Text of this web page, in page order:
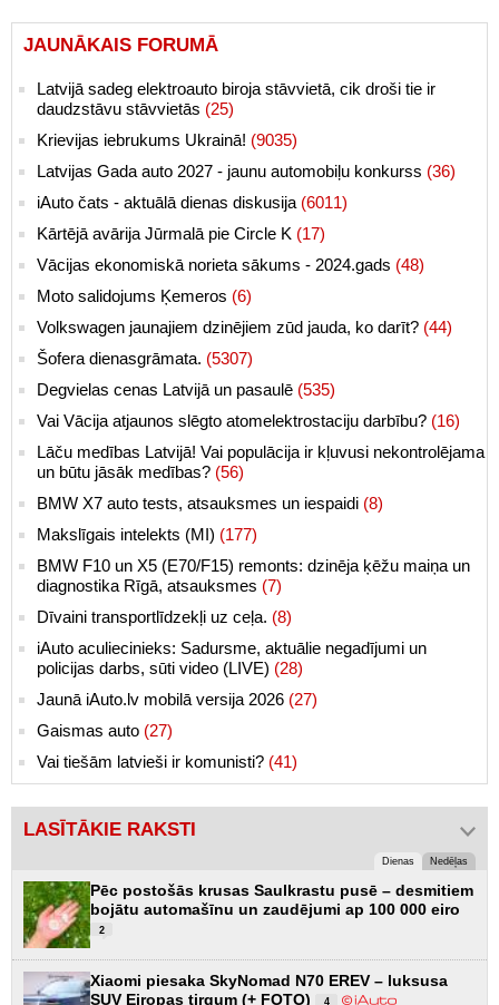
JAUNĀKAIS FORUMĀ
Latvijā sadeg elektroauto biroja stāvvietā, cik droši tie ir
daudzstāvu stāvvietās (25)
Krievijas iebrukums Ukrainā! (9035)
Latvijas Gada auto 2027 - jaunu automobiļu konkurss (36)
iAuto čats - aktuālā dienas diskusija (6011)
Kārtējā avārija Jūrmalā pie Circle K (17)
Vācijas ekonomiskā norieta sākums - 2024.gads (48)
Moto salidojums Ķemeros (6)
Volkswagen jaunajiem dzinējiem zūd jauda, ko darīt? (44)
Šofera dienasgrāmata. (5307)
Degvielas cenas Latvijā un pasaulē (535)
Vai Vācija atjaunos slēgto atomelektrostaciju darbību? (16)
Lāču medības Latvijā! Vai populācija ir kļuvusi nekontrolējama
un būtu jāsāk medības? (56)
BMW X7 auto tests, atsauksmes un iespaidi (8)
Makslīgais intelekts (MI) (177)
BMW F10 un X5 (E70/F15) remonts: dzinēja ķēžu maiņa un
diagnostika Rīgā, atsauksmes (7)
Dīvaini transportlīdzekļi uz ceļa. (8)
iAuto aculiecinieks: Sadursme, aktuālie negadījumi un
policijas darbs, sūti video (LIVE) (28)
Jaunā iAuto.lv mobilā versija 2026 (27)
Gaismas auto (27)
Vai tiešām latvieši ir komunisti? (41)
LASĪTĀKIE RAKSTI
Dienas Nedēļas
Pēc postošās krusas Saulkrastu pusē – desmitiem
bojātu automašīnu un zaudējumi ap 100 000 eiro
2
Xiaomi piesaka SkyNomad N70 EREV – luksusa
SUV Eiropas tirgum (+ FOTO)
4